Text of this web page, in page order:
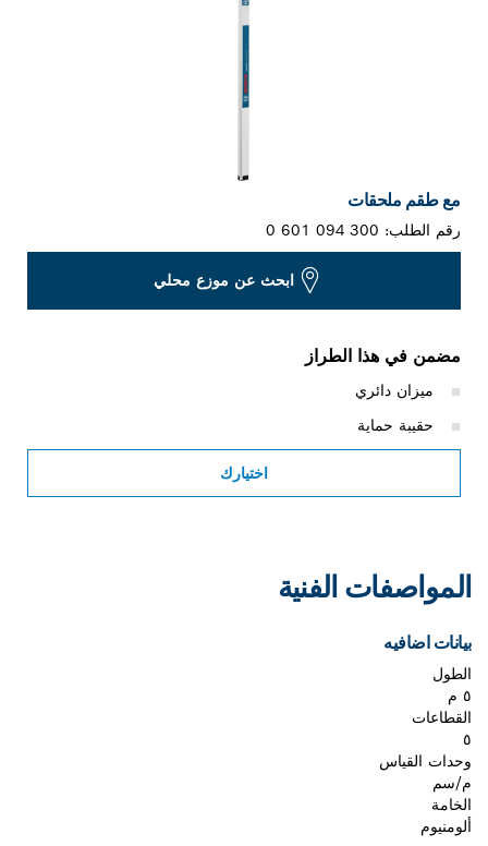
مع طقم ملحقات
رقم الطلب:0 601 094 300
ابحث عن موزع محلي
مضمن في هذا الطراز
ميزان دائري
حقيبة حماية
اختيارك
المواصفات الفنية
بيانات اضافيه
الطول
القطاعات
وحدات القياس
م/سم
الخامة
ألومنيوم